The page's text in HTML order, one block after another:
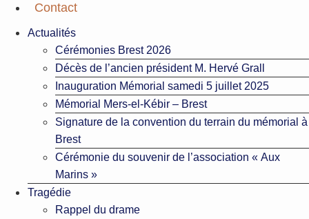
Contact
Actualités
Cérémonies Brest 2026
Décès de l’ancien président M. Hervé Grall
Inauguration Mémorial samedi 5 juillet 2025
Mémorial Mers-el-Kébir – Brest
Signature de la convention du terrain du mémorial à
Brest
Cérémonie du souvenir de l’association « Aux
Marins »
Tragédie
Rappel du drame